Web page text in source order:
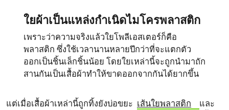
ใยผ้าเป็นแหล่งกำเนิดไมโครพลาสติก
เพราะว่าความจริงแล้วใยโพลีเอสเตอร์ก็คือ
พลาสติก ซึ่งใช้เวลานานหลายปีกว่าที่จะแตกตัว
ออกเป็นชิ้นเล็กชิ้นน้อย โดยใยเหล่านี้จะถูกนำมาถัก
สานกันเป็นเสื้อผ้าทำให้ขาดออกจากกันได้ยากขึ้น
แต่เมื่อเสื้อผ้าเหล่านี้ถูกทิ้งยังบ่อขยะ เส้นใยพลาสติก
และ